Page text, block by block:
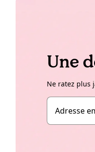
Une
Ne ratez plus
Adresse